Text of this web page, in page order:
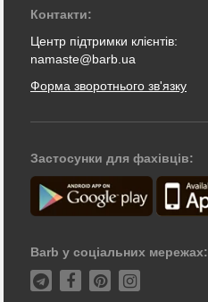
Контакти:
Центр підтримки клієнтів:
namaste@barb.ua
Форма зворотнього зв'язку
Застосунки для фахівців:
Barb у соціальних мережах: